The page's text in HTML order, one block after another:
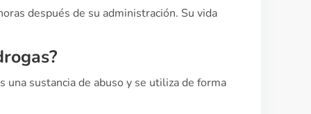
después de su administración. Su vida
sustancia de abuso y se utiliza de forma